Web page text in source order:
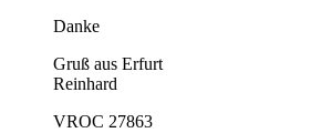
Danke
Gruß aus Erfurt
Reinhard
VROC 27863